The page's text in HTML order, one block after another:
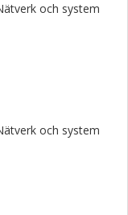
och system
och system